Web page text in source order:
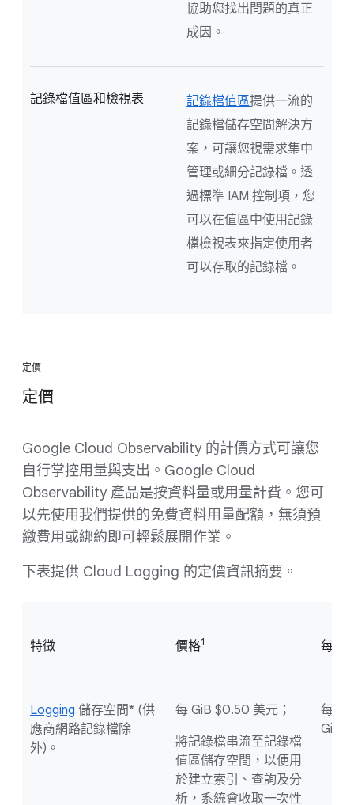
協助您找出問題的真正
成因。
記錄檔值區和檢視表 記錄檔值區提供一流的
記錄檔儲存空間解決方
案，可讓您視需求集中
管理或細分記錄檔。透
過標準 IAM 控制項，您
可以在值區中使用記錄
檔檢視表來指定使用者
可以存取的記錄檔。
定價
定價
Google Cloud Observability 的計價方式可讓您
自行掌控用量與支出。Google Cloud
Observability 產品是按資料量或用量計費。您可
以先使用我們提供的免費資料用量配額，無須預
繳費用或綁約即可輕鬆展開作業。
下表提供 Cloud Logging 的定價資訊摘要。
特徵 價格1 每月
Logging 儲存空間* (供
應商網路記錄檔除
外)。
每 GiB $0.50 美元；
將記錄檔串流至記錄檔
值區儲存空間，以便用
於建立索引、查詢及分
析，系統會收取一次性
每月
GiB